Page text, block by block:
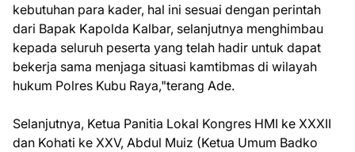
kebutuhan para kader, hal ini sesuai dengan perintah
dari Bapak Kapolda Kalbar, selanjutnya menghimbau
kepada seluruh peserta yang telah hadir untuk dapat
bekerja sama menjaga situasi kamtibmas di wilayah
hukum Polres Kubu Raya,"terang Ade.
Selanjutnya, Ketua Panitia Lokal Kongres HMI ke XXXII
dan Kohati ke XXV, Abdul Muiz (Ketua Umum Badko